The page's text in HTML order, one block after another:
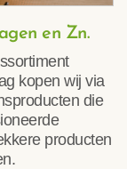
en Zn.
kopen wij via
die
producten